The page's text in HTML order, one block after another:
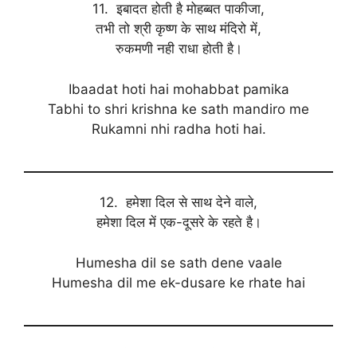
11. इबादत होती है मोहब्बत पाकीजा,
तभी तो श्री कृष्ण के साथ मंदिरो में,
रुकमणी नही राधा होती है।
Ibaadat hoti hai mohabbat pamika
Tabhi to shri krishna ke sath mandiro me
Rukamni nhi radha hoti hai.
12. हमेशा दिल से साथ देने वाले,
हमेशा दिल में एक-दूसरे के रहते है।
Humesha dil se sath dene vaale
Humesha dil me ek-dusare ke rhate hai